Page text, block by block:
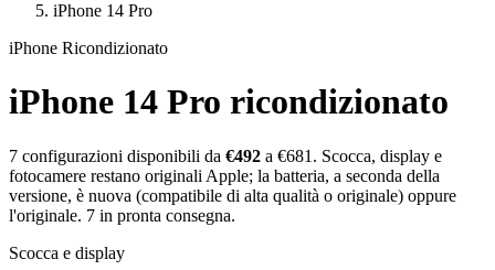
iPhone 14 Pro
iPhone Ricondizionato
iPhone 14 Pro ricondizionato
7 configurazioni disponibili da €492 a €681 . Scocca, display e
fotocamere restano originali Apple; la batteria, a seconda della
versione, è nuova (compatibile di alta qualità o originale) oppure
l'originale. 7 in pronta consegna.
Scocca e display